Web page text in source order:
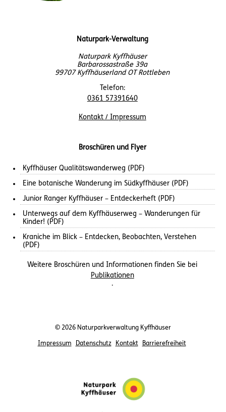
Naturpark-Verwaltung
Naturpark Kyffhäuser
Barbarossastraße 39a
99707 Kyffhäuserland OT Rottleben
Telefon:
0361 57391640
Kontakt / Impressum
Broschüren und Flyer
Kyffhäuser Qualitätswanderweg (PDF)
Eine botanische Wanderung im Südkyffhäuser (PDF)
Junior Ranger Kyffhäuser – Entdeckerheft (PDF)
Unterwegs auf dem Kyffhäuserweg – Wanderungen für
Kinder! (PDF)
Kraniche im Blick – Entdecken, Beobachten, Verstehen
(PDF)
Weitere Broschüren und Informationen finden Sie bei
Publikationen
.
© 2026 Naturparkverwaltung Kyffhäuser
Impressum Datenschutz Kontakt Barrierefreiheit